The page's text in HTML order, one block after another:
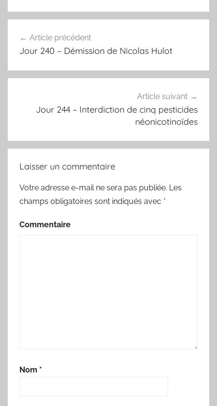
de
Article précédent
Jour 240 – Démission de Nicolas Hulot
Article suivant
Jour 244 – Interdiction de cinq pesticides
néonicotinoïdes
Laisser un commentaire
Votre adresse e-mail ne sera pas publiée. Les
champs obligatoires sont indiqués avec *
Commentaire
Nom *